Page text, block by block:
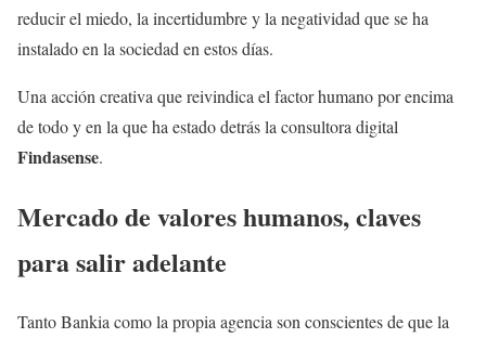
reducir el miedo, la incertidumbre y la negatividad que se ha
instalado en la sociedad en estos días.
Una acción creativa que reivindica el factor humano por encima
de todo y en la que ha estado detrás la consultora digital
Findasense.
Mercado de valores humanos, claves
para salir adelante
Tanto Bankia como la propia agencia son conscientes de que la